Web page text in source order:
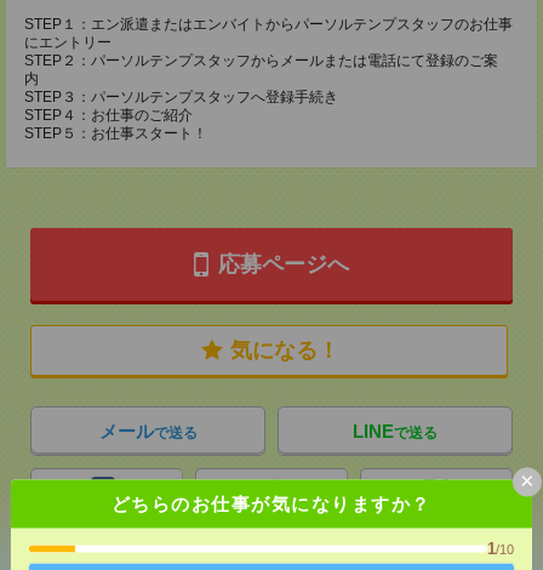
どちらのお仕事が気になりますか？
1/10
×
STEP１：エン派遣またはエンバイトからパーソルテンプスタッフのお仕事
にエントリー
STEP２：パーソルテンプスタッフからメールまたは電話にて登録のご案
内
STEP３：パーソルテンプスタッフへ登録手続き
STEP４：お仕事のご紹介
STEP５：お仕事スタート！
応募ページへ
気になる！
メールで送る LINEで送る
シェア ツイート ブックマーク